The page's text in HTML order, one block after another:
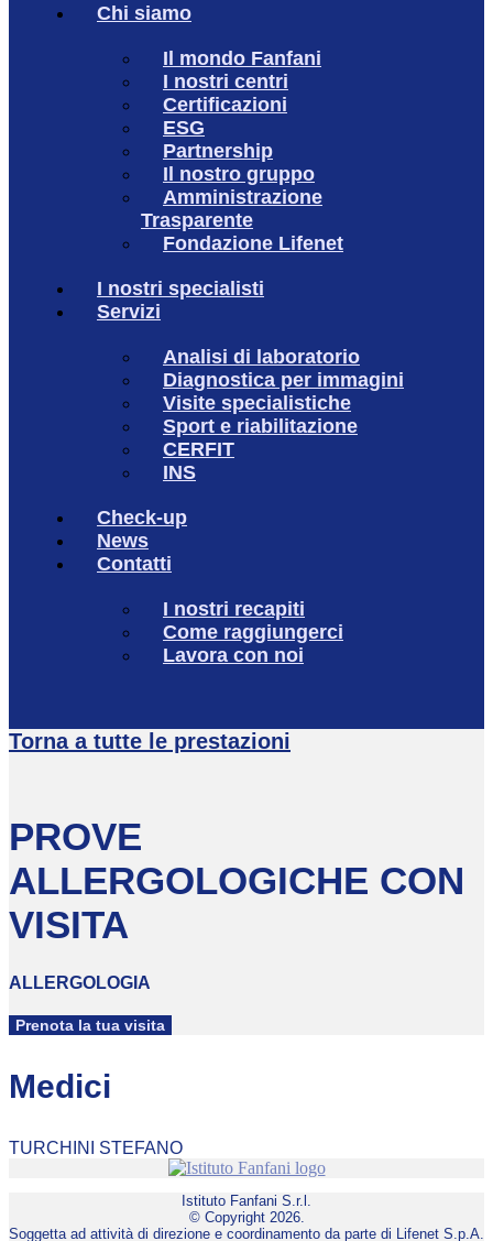
Chi siamo
Il mondo Fanfani
I nostri centri
Certificazioni
ESG
Partnership
Il nostro gruppo
Amministrazione
Trasparente
Fondazione Lifenet
I nostri specialisti
Servizi
Analisi di laboratorio
Diagnostica per immagini
Visite specialistiche
Sport e riabilitazione
CERFIT
INS
Check-up
News
Contatti
I nostri recapiti
Come raggiungerci
Lavora con noi
Torna a tutte le prestazioni
PROVE
ALLERGOLOGICHE CON
VISITA
ALLERGOLOGIA
Prenota la tua visita
Medici
TURCHINI STEFANO
Istituto Fanfani S.r.l.
© Copyright 2026.
Soggetta ad attività di direzione e coordinamento da parte di Lifenet S.p.A.